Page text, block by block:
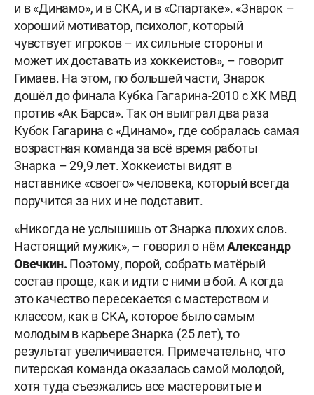
и в «Динамо», и в СКА, и в «Спартаке». «Знарок –
хороший мотиватор, психолог, который
чувствует игроков – их сильные стороны и
может их доставать из хоккеистов», – говорит
Гимаев. На этом, по большей части, Знарок
дошёл до финала Кубка Гагарина-2010 с ХК МВД
против «Ак Барса». Так он выиграл два раза
Кубок Гагарина с «Динамо», где собралась самая
возрастная команда за всё время работы
Знарка – 29,9 лет. Хоккеисты видят в
наставнике «своего» человека, который всегда
поручится за них и не подставит.
«Никогда не услышишь от Знарка плохих слов.
Настоящий мужик», – говорил о нёмАлександр
Овечкин. Поэтому, порой, собрать матёрый
состав проще, как и идти с ними в бой. А когда
это качество пересекается с мастерством и
классом, как в СКА, которое было самым
молодым в карьере Знарка (25 лет), то
результат увеличивается. Примечательно, что
питерская команда оказалась самой молодой,
хотя туда съезжались все мастеровитые и